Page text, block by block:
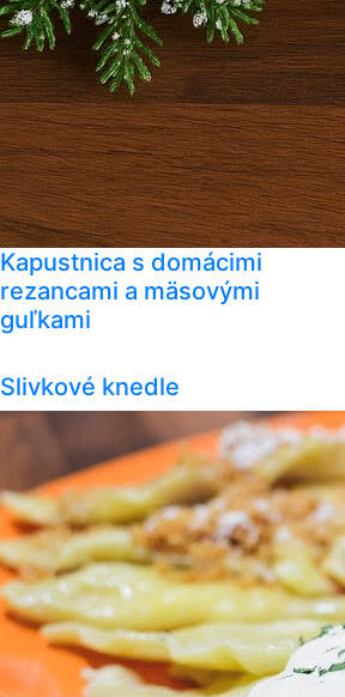
Kapustnica s domácimi
rezancami a mäsovými
guľkami
Slivkové knedle